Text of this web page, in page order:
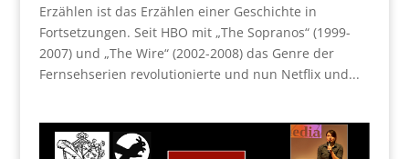
Erzählen ist das Erzählen einer Geschichte in
Fortsetzungen. Seit HBO mit „The Sopranos“ (1999-
2007) und „The Wire“ (2002-2008) das Genre der
Fernsehserien revolutionierte und nun Netflix und...